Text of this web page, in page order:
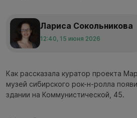
Лариса Сокольникова
12:40, 15 июня 2026
Как рассказала куратор проекта
музей сибирского рок-н-ролла
здании на Коммунистической, 45.